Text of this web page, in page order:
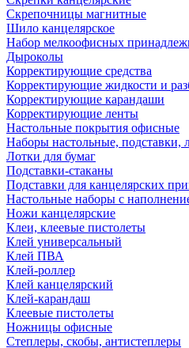
Скрепочницы магнитные
Шило канцелярское
Набор мелкоофисных
Дыроколы
Корректирующие средства
Корректирующие жидкости и
Корректирующие карандаши
Корректирующие ленты
Настольные покрытия офисные
Наборы настольные, подставки,
Лотки для бумаг
Подставки-стаканы
Подставки для канцелярских
Настольные наборы с
Ножи канцелярские
Клеи, клеевые пистолеты
Клей универсальный
Клей ПВА
Клей-роллер
Клей канцелярский
Клей-карандаш
Клеевые пистолеты
Ножницы офисные
Степлеры, скобы, антистеплеры